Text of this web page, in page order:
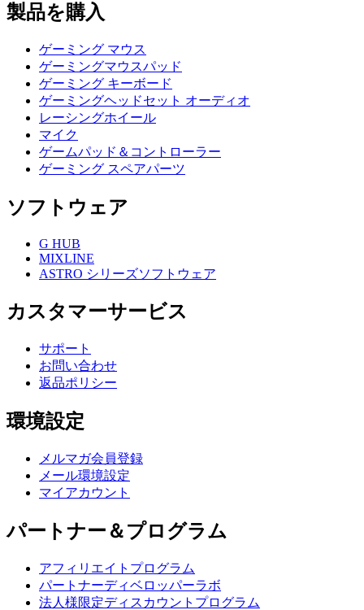
製品を購入
ゲーミング マウス
ゲーミングマウスパッド
ゲーミング キーボード
ゲーミングヘッドセット オーディオ
レーシングホイール
マイク
ゲームパッド＆コントローラー
ゲーミング スペアパーツ
ソフトウェア
G HUB
MIXLINE
ASTRO シリーズソフトウェア
カスタマーサービス
サポート
お問い合わせ
返品ポリシー
環境設定
メルマガ会員登録
メール環境設定
マイアカウント
パートナー＆プログラム
アフィリエイトプログラム
パートナーディベロッパーラボ
法人様限定ディスカウントプログラム